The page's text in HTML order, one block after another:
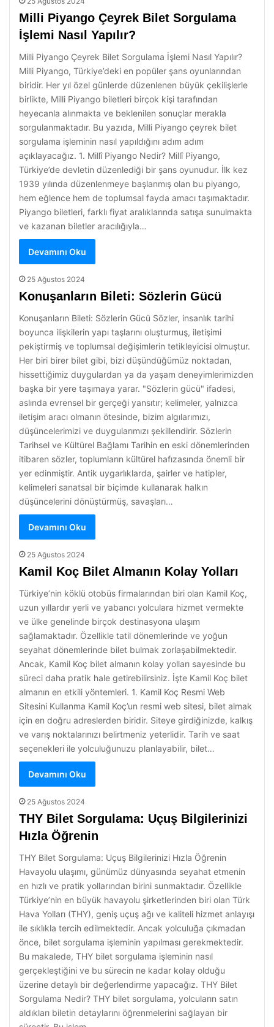
Milli Piyango Çeyrek Bilet Sorgulama
İşlemi Nasıl Yapılır?
Milli Piyango Çeyrek Bilet Sorgulama İşlemi Nasıl Yapılır?
Milli Piyango, Türkiye’deki en popüler şans oyunlarından
biridir. Her yıl özel günlerde düzenlenen büyük çekilişlerle
birlikte, Milli Piyango biletleri birçok kişi tarafından
heyecanla alınmakta ve beklenilen sonuçlar merakla
sorgulanmaktadır. Bu yazıda, Milli Piyango çeyrek bilet
sorgulama işleminin nasıl yapıldığını adım adım
açıklayacağız. 1. Millî Piyango Nedir? Millî Piyango,
Türkiye’de devletin düzenlediği bir şans oyunudur. İlk kez
1939 yılında düzenlenmeye başlanmış olan bu piyango,
hem eğlence hem de toplumsal fayda amacı taşımaktadır.
Piyango biletleri, farklı fiyat aralıklarında satışa sunulmakta
ve kazanan biletler aracılığıyla…
Devamını Oku
25 Ağustos 2024
Konuşanların Bileti: Sözlerin Gücü
Konuşanların Bileti: Sözlerin Gücü Sözler, insanlık tarihi
boyunca ilişkilerin yapı taşlarını oluşturmuş, iletişimi
pekiştirmiş ve toplumsal değişimlerin tetikleyicisi olmuştur.
Her biri birer bilet gibi, bizi düşündüğümüz noktadan,
hissettiğimiz duygulardan ya da yaşam deneyimlerimizden
başka bir yere taşımaya yarar. "Sözlerin gücü" ifadesi,
aslında evrensel bir gerçeği yansıtır; kelimeler, yalnızca
iletişim aracı olmanın ötesinde, bizim algılarımızı,
düşüncelerimizi ve duygularımızı şekillendirir. Sözlerin
Tarihsel ve Kültürel Bağlamı Tarihin en eski dönemlerinden
itibaren sözler, toplumların kültürel hafızasında önemli bir
yer edinmiştir. Antik uygarlıklarda, şairler ve hatipler,
kelimeleri sanatsal bir biçimde kullanarak halkın
düşüncelerini dönüştürmüş, savaşları…
Devamını Oku
25 Ağustos 2024
Kamil Koç Bilet Almanın Kolay Yolları
Türkiye’nin köklü otobüs firmalarından biri olan Kamil Koç,
uzun yıllardır yerli ve yabancı yolculara hizmet vermekte
ve ülke genelinde birçok destinasyona ulaşım
sağlamaktadır. Özellikle tatil dönemlerinde ve yoğun
seyahat dönemlerinde bilet bulmak zorlaşabilmektedir.
Ancak, Kamil Koç bilet almanın kolay yolları sayesinde bu
süreci daha pratik hale getirebilirsiniz. İşte Kamil Koç bilet
almanın en etkili yöntemleri. 1. Kamil Koç Resmi Web
Sitesini Kullanma Kamil Koç’un resmi web sitesi, bilet almak
için en doğru adreslerden biridir. Siteye girdiğinizde, kalkış
ve varış noktalarınızı belirtmeniz yeterlidir. Tarih ve saat
seçenekleri ile yolculuğunuzu planlayabilir, bilet…
Devamını Oku
25 Ağustos 2024
THY Bilet Sorgulama: Uçuş Bilgilerinizi
Hızla Öğrenin
THY Bilet Sorgulama: Uçuş Bilgilerinizi Hızla Öğrenin
Havayolu ulaşımı, günümüz dünyasında seyahat etmenin
en hızlı ve pratik yollarından birini sunmaktadır. Özellikle
Türkiye’nin en büyük havayolu şirketlerinden biri olan Türk
Hava Yolları (THY), geniş uçuş ağı ve kaliteli hizmet anlayışı
ile sıklıkla tercih edilmektedir. Ancak yolculuğa çıkmadan
önce, bilet sorgulama işleminin yapılması gerekmektedir.
Bu makalede, THY bilet sorgulama işleminin nasıl
gerçekleştiğini ve bu sürecin ne kadar kolay olduğu
üzerine detaylı bir değerlendirme yapacağız. THY Bilet
Sorgulama Nedir? THY bilet sorgulama, yolcuların satın
aldıkları biletin detaylarını öğrenmelerini sağlayan bir